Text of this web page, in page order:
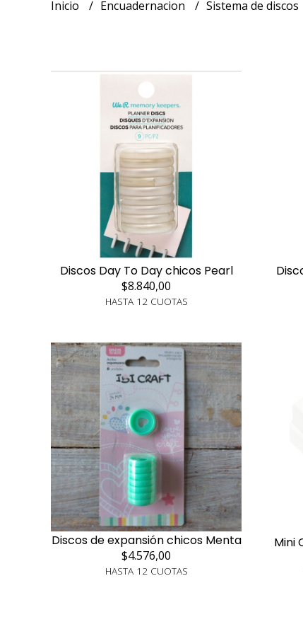
Inicio Encuadernacion Sistema de discos
Discos Day To Day chicos Pearl
$8.840,00
HASTA 12 CUOTAS
Discos de expansión chicos Menta
$4.576,00
HASTA 12 CUOTAS
Mini